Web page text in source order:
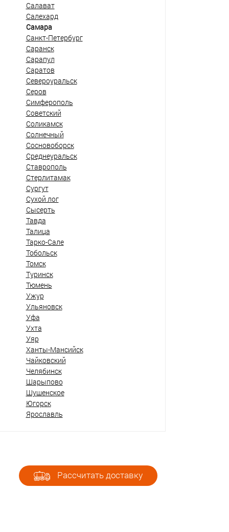
Салават
Салехард
Самара
Санкт-Петербург
Саранск
Сарапул
Саратов
Североуральск
Серов
Симферополь
Советский
Соликамск
Солнечный
Сосновоборск
Среднеуральск
Ставрополь
Стерлитамак
Сургут
Сухой лог
Сысерть
Тавда
Талица
Тарко-Сале
Тобольск
Томск
Туринск
Тюмень
Ужур
Ульяновск
Уфа
Ухта
Уяр
Ханты-Мансийск
Чайковский
Челябинск
Шарыпово
Шушенское
Югорск
Ярославль
Рассчитать доставку